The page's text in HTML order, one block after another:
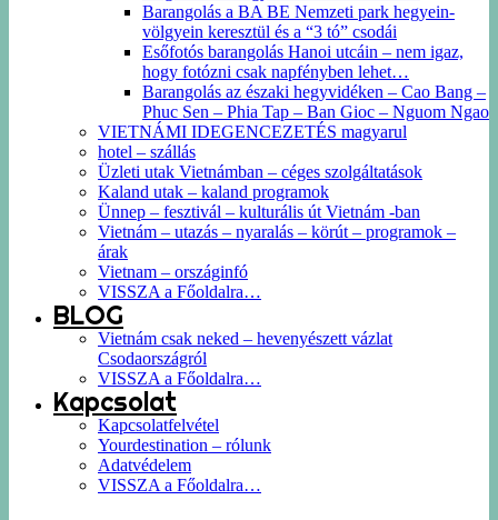
Barangolás a BA BE Nemzeti park hegyein-
völgyein keresztül és a “3 tó” csodái
Esőfotós barangolás Hanoi utcáin – nem igaz,
hogy fotózni csak napfényben lehet…
Barangolás az északi hegyvidéken – Cao Bang –
Phuc Sen – Phia Tap – Ban Gioc – Nguom Ngao
VIETNÁMI IDEGENCEZETÉS magyarul
hotel – szállás
Üzleti utak Vietnámban – céges szolgáltatások
Kaland utak – kaland programok
Ünnep – fesztivál – kulturális út Vietnám -ban
Vietnám – utazás – nyaralás – körút – programok –
árak
Vietnam – országinfó
VISSZA a Főoldalra…
BLOG
Vietnám csak neked – hevenyészett vázlat
Csodaországról
VISSZA a Főoldalra…
Kapcsolat
Kapcsolatfelvétel
Yourdestination – rólunk
Adatvédelem
VISSZA a Főoldalra…